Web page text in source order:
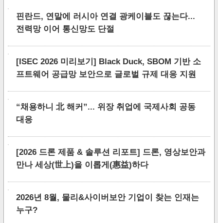
핀란드, 연말에 러시아 연결 광케이블도 끊는다...
전력망 이어 통신망도 단절
[ISEC 2026 미리보기] Black Duck, SBOM 기반 소
프트웨어 공급망 보안으로 글로벌 규제 대응 지원
“채용하니 北 해커”... 위장 취업에 국제사회 공동
대응
[2026 드론 제품 & 솔루션 리포트] 드론, 영상보안과
만나 세상(世上)을 이롭게(惠益)하다
2026년 8월, 물리&사이버보안 기업이 찾는 인재는
누구?